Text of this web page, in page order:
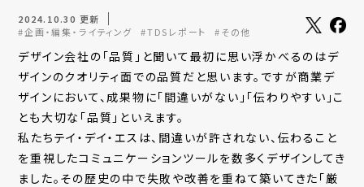
2024.10.30 更新
#企画・編集・ライティング
#TDSレポート #その他
デザイン会社の「品質」と聞いて最初に思い浮かべるのはデ
ザインのクオリティ面での品質だと思います。ですが商業デ
ザインにおいて、成果物に「間違いがない」「伝わりやすい」こ
とも大切な「品質」といえます。
私たちテイ・デイ・エスは、間違いが許されない、伝わること
を重視したコミュニケーションツールを数多くデザインしてき
ました。その歴史の中で失敗や改善を重ねて築いてきた「厳